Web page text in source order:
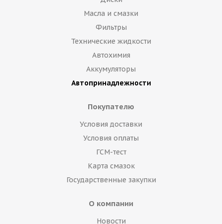
Масла и смазки
Фильтры
Технические жидкости
Автохимия
Аккумуляторы
Автопринадлежности
Покупателю
Условия доставки
Условия оплаты
ГСМ-тест
Карта смазок
Государственные закупки
О компании
Новости